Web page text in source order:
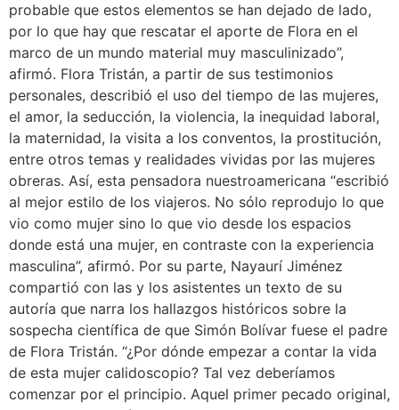
probable que estos elementos se han dejado de lado,
por lo que hay que rescatar el aporte de Flora en el
marco de un mundo material muy masculinizado”,
afirmó. Flora Tristán, a partir de sus testimonios
personales, describió el uso del tiempo de las mujeres,
el amor, la seducción, la violencia, la inequidad laboral,
la maternidad, la visita a los conventos, la prostitución,
entre otros temas y realidades vividas por las mujeres
obreras. Así, esta pensadora nuestroamericana “escribió
al mejor estilo de los viajeros. No sólo reprodujo lo que
vio como mujer sino lo que vio desde los espacios
donde está una mujer, en contraste con la experiencia
masculina”, afirmó. Por su parte, Nayaurí Jiménez
compartió con las y los asistentes un texto de su
autoría que narra los hallazgos históricos sobre la
sospecha científica de que Simón Bolívar fuese el padre
de Flora Tristán. “¿Por dónde empezar a contar la vida
de esta mujer calidoscopio? Tal vez deberíamos
comenzar por el principio. Aquel primer pecado original,